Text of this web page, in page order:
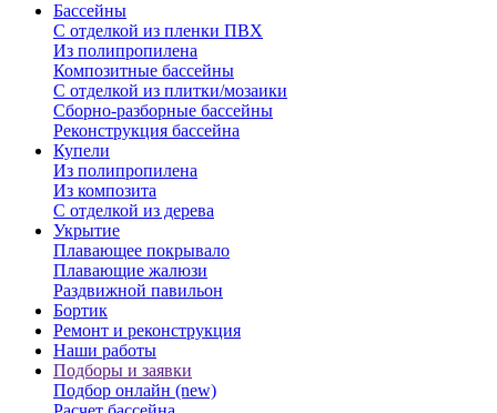
Бассейны
С отделкой из пленки ПВХ
Из полипропилена
Композитные бассейны
С отделкой из плитки/мозаики
Сборно-разборные бассейны
Реконструкция бассейна
Купели
Из полипропилена
Из композита
С отделкой из дерева
Укрытие
Плавающее покрывало
Плавающие жалюзи
Раздвижной павильон
Бортик
Ремонт и реконструкция
Наши работы
Подборы и заявки
Подбор онлайн (new)